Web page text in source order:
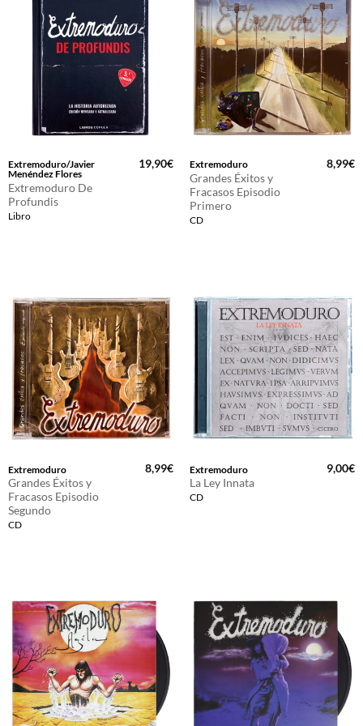
Extremoduro/Javier
Menéndez Flores
Extremoduro De
Profundis
Libro
19,90€ Extremoduro
Grandes Éxitos y
Fracasos Episodio
Primero
CD
8,99€
Extremoduro
Grandes Éxitos y
Fracasos Episodio
Segundo
CD
8,99€ Extremoduro
La Ley Innata
CD
9,00€